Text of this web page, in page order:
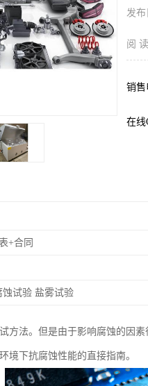
发布
阅
销售
在线
+合同
蚀试验 盐雾试验
方法。但是由于影响腐蚀的因
境下抗腐蚀性能的直接指南。